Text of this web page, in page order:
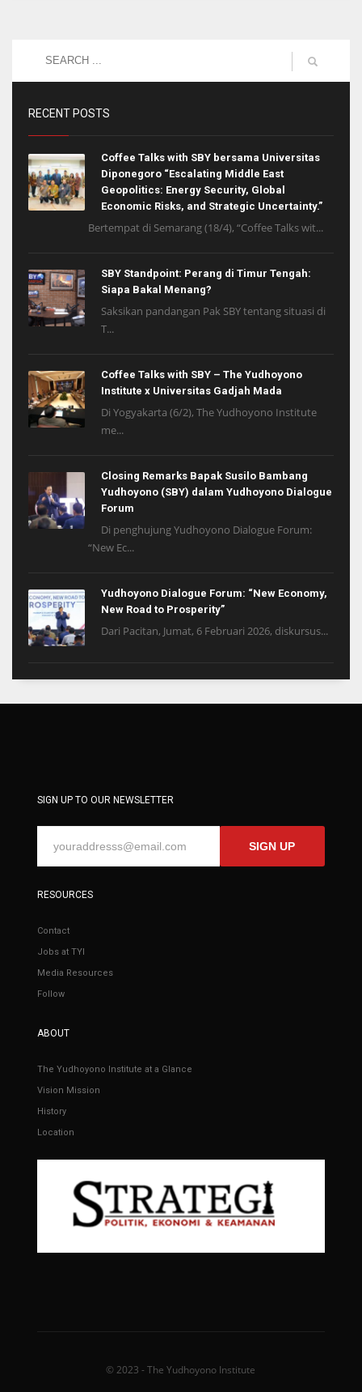
RECENT POSTS
Coffee Talks with SBY bersama Universitas
Diponegoro “Escalating Middle East
Geopolitics: Energy Security, Global
Economic Risks, and Strategic Uncertainty.”
Bertempat di Semarang (18/4), “Coffee Talks wit...
SBY Standpoint: Perang di Timur Tengah:
Siapa Bakal Menang?
Saksikan pandangan Pak SBY tentang situasi di
T...
Coffee Talks with SBY – The Yudhoyono
Institute x Universitas Gadjah Mada
Di Yogyakarta (6/2), The Yudhoyono Institute
me...
Closing Remarks Bapak Susilo Bambang
Yudhoyono (SBY) dalam Yudhoyono Dialogue
Forum
Di penghujung Yudhoyono Dialogue Forum:
“New Ec...
Yudhoyono Dialogue Forum: “New Economy,
New Road to Prosperity”
Dari Pacitan, Jumat, 6 Februari 2026, diskursus...
SIGN UP TO OUR NEWSLETTER
SIGN UP
RESOURCES
Contact
Jobs at TYI
Media Resources
Follow
ABOUT
The Yudhoyono Institute at a Glance
Vision Mission
History
Location
© 2023 - The Yudhoyono Institute